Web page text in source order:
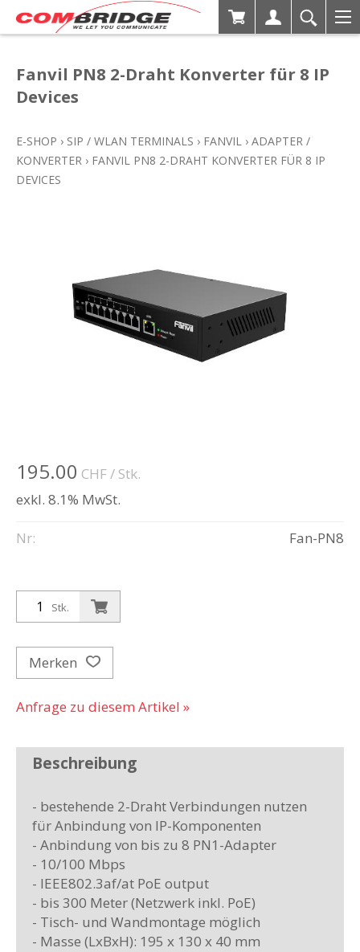
Fanvil PN8 2-Draht Konverter für 8 IP
Devices
E-SHOP › SIP / WLAN TERMINALS › FANVIL › ADAPTER /
KONVERTER › FANVIL PN8 2-DRAHT KONVERTER FÜR 8 IP
DEVICES
195.00 CHF/ Stk.
exkl. 8.1% MwSt.
Nr: Fan-PN8
Stk.
Merken
Anfrage zu diesem Artikel »
Beschreibung
- bestehende 2-Draht Verbindungen nutzen
für Anbindung von IP-Komponenten
- Anbindung von bis zu 8 PN1-Adapter
- 10/100 Mbps
- IEEE802.3af/at PoE output
- bis 300 Meter (Netzwerk inkl. PoE)
- Tisch- und Wandmontage möglich
- Masse (LxBxH): 195 x 130 x 40 mm